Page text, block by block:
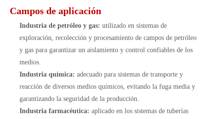
Campos de aplicación
Industria de petróleo y gas: utilizado en sistemas de
exploración, recolección y procesamiento de campos de petróleo
y gas para garantizar un aislamiento y control confiables de los
medios.
Industria química: adecuado para sistemas de transporte y
reacción de diversos medios químicos, evitando la fuga media y
garantizando la seguridad de la producción.
Industria farmacéutica: aplicado en los sistemas de tuberías